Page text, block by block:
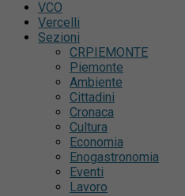
VCO
Vercelli
Sezioni
CRPIEMONTE
Piemonte
Ambiente
Cittadini
Cronaca
Cultura
Economia
Enogastronomia
Eventi
Lavoro